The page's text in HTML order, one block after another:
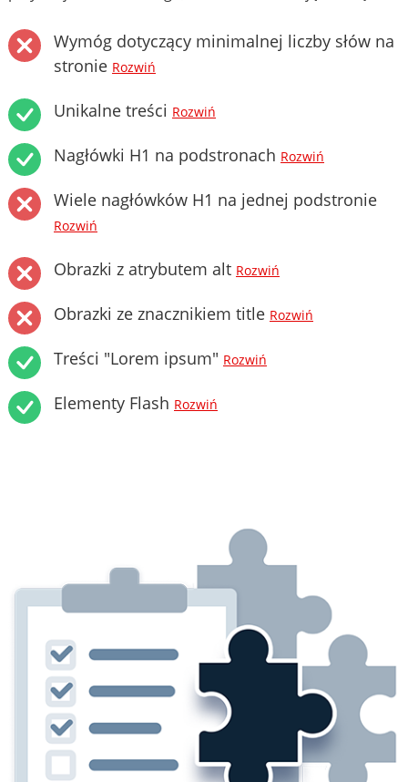
Wymóg dotyczący minimalnej liczby słów na
stronie Rozwiń
Unikalne treści Rozwiń
Nagłówki H1 na podstronach Rozwiń
Wiele nagłówków H1 na jednej podstronie
Rozwiń
Obrazki z atrybutem alt Rozwiń
Obrazki ze znacznikiem title Rozwiń
Treści "Lorem ipsum" Rozwiń
Elementy Flash Rozwiń